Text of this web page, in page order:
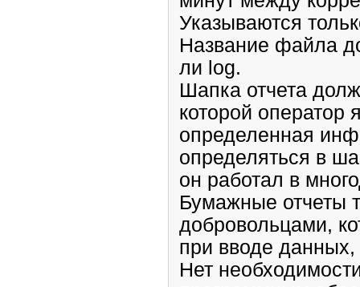
Указываются
Название файла
ли log.
Шапка отчета
которой оператор
определенная
определяться в
он работал в
Бумажные отчеты
добровольцами,
при вводе
Нет